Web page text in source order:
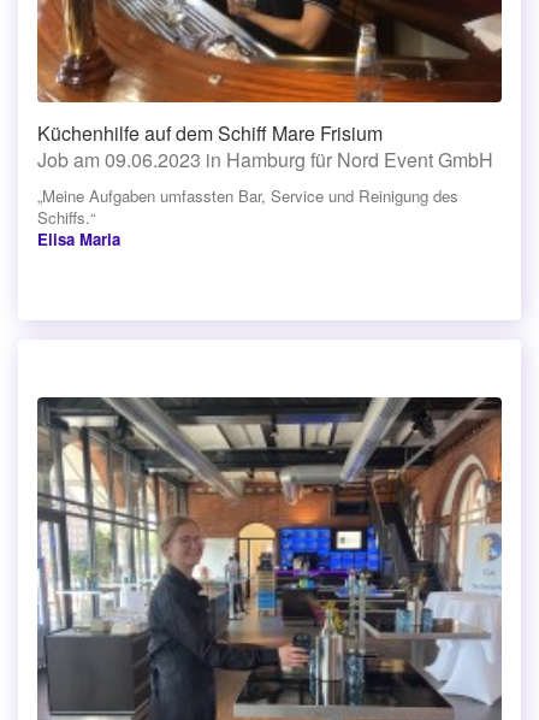
Küchenhilfe auf dem Schiff Mare Frisium
Job am 09.06.2023 in Hamburg für Nord Event GmbH
„Meine Aufgaben umfassten Bar, Service und Reinigung des
Schiffs.“
Elisa Maria